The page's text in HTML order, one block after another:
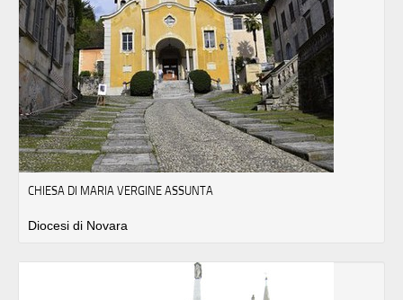
CHIESA DI MARIA VERGINE ASSUNTA
Diocesi di Novara